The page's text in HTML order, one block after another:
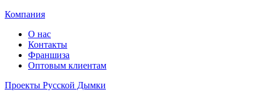
Компания
О нас
Контакты
Франшиза
Оптовым клиентам
Проекты Русской Дымки